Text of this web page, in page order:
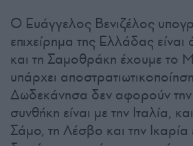
Ο Ευάγγελος Βενιζέλος
επιχείρημα της Ελλάδας είναι
και τη Σαμοθράκη έχουμε το
υπάρχει
Δωδεκάνησα δεν αφορούν
συνθήκη είναι με την Ιταλία,
Σάμο, τη Λέσβο και την Ικαρία